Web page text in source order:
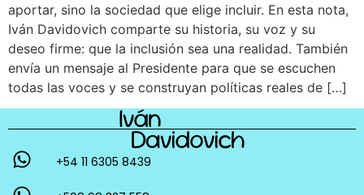
aportar, sino la sociedad que elige incluir. En esta nota,
Iván Davidovich comparte su historia, su voz y su
deseo firme: que la inclusión sea una realidad. También
envía un mensaje al Presidente para que se escuchen
todas las voces y se construyan políticas reales de […]
+54 11 6305 8439